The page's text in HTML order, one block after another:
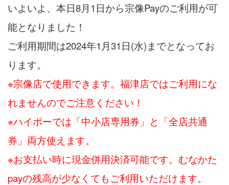
いよいよ、本日8月1日から宗像Payのご利用が可
能となりました！
ご利用期間は2024年1月31日(水)までとなってお
ります。
※宗像店で使用できます。福津店ではご利用にな
れませんのでご注意ください！
※ハイポーでは「中小店専用券」と「全店共通
券」両方使えます。
※お支払い時に現金併用決済可能です。むなかた
payの残高が少なくてもご利用いただけます。